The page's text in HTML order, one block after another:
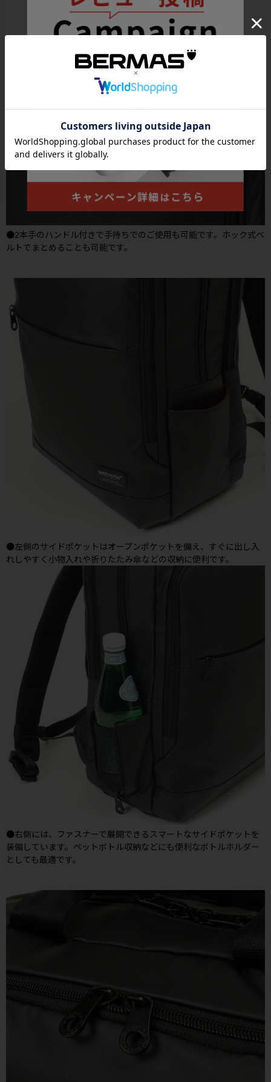
●2本手のハンドル付きで手持ちでのご使用も可能です。ホック式ベ
ルトでまとめることも可能です。
●左側のサイドポケットはオープンポケットを備え、すぐに出し入
れしやすく小物入れや折りたたみ傘などの収納に便利です。
●右側には、ファスナーで展開できるスマートなサイドポケットを
装備しています。ペットボトル収納などにも便利なボトルホルダー
としても最適です。